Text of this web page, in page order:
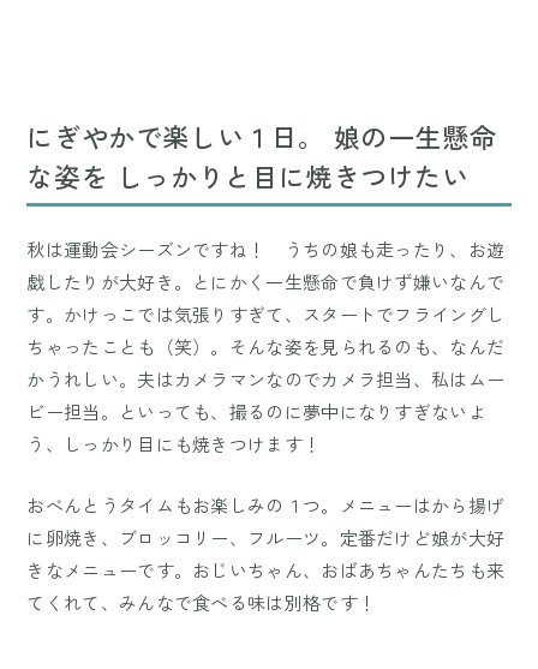
にぎやかで楽しい１日。 娘の一生懸命
な姿を しっかりと目に焼きつけたい
秋は運動会シーズンですね！ うちの娘も走ったり、お遊
戯したりが大好き。とにかく一生懸命で負けず嫌いなんで
す。かけっこでは気張りすぎて、スタートでフライングし
ちゃったことも（笑）。そんな姿を見られるのも、なんだ
かうれしい。夫はカメラマンなのでカメラ担当、私はムー
ビー担当。といっても、撮るのに夢中になりすぎないよ
う、しっかり目にも焼きつけます！
おべんとうタイムもお楽しみの１つ。メニューはから揚げ
に卵焼き、ブロッコリー、フルーツ。定番だけど娘が大好
きなメニューです。おじいちゃん、おばあちゃんたちも来
てくれて、みんなで食べる味は別格です！